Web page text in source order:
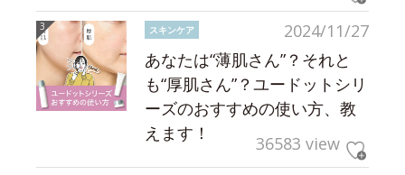
2024/11/27
スキンケア
あなたは“薄肌さん”？それと
も“厚肌さん”？ユードットシリ
ーズのおすすめの使い方、教
えます！
36583 view